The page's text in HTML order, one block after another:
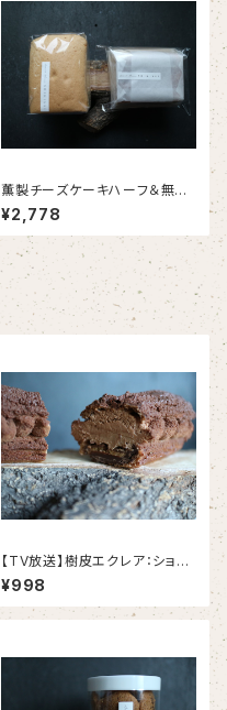
薫製チーズケーキハーフ＆無重
力カステラハーフ（2個入り）＜
限定20箱＞＜冷凍便＞
¥2,778
【TV放送】樹皮エクレア：ショコ
ラブラウンVer.2｜唯一無二のチ
ョコレートエクレア〈1本入り〉
¥998